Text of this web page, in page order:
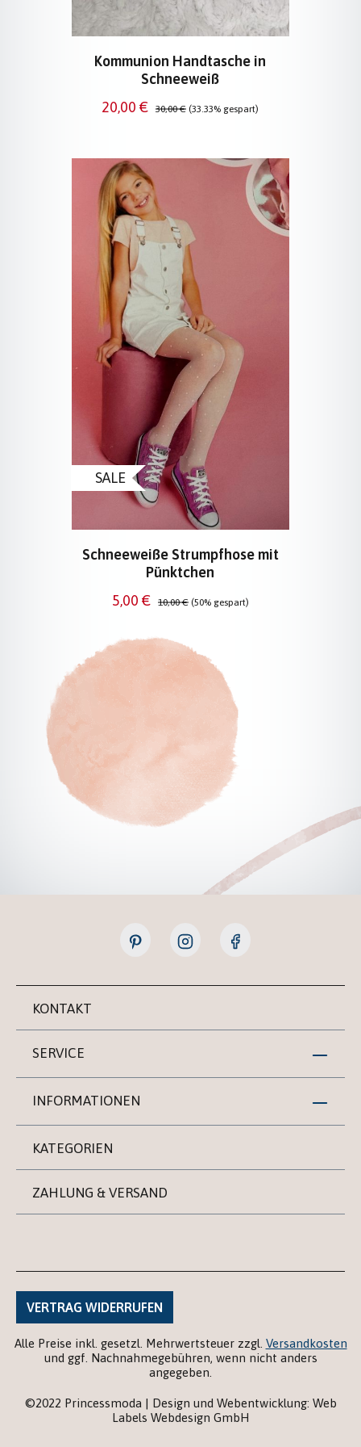
Kommunion Handtasche in
Schneeweiß
Verkaufspreis:
20,00 € Regulärer Preis:
30,00 € (33.33% gespart)
SALE
Schneeweiße Strumpfhose mit
Pünktchen
Verkaufspreis:
5,00 € Regulärer Preis:
10,00 € (50% gespart)
KONTAKT
SERVICE
INFORMATIONEN
KATEGORIEN
ZAHLUNG & VERSAND
VERTRAG WIDERRUFEN
Alle Preise inkl. gesetzl. Mehrwertsteuer zzgl. Versandkosten
und ggf. Nachnahmegebühren, wenn nicht anders
angegeben.
©2022 Princessmoda | Design und Webentwicklung: Web
Labels Webdesign GmbH